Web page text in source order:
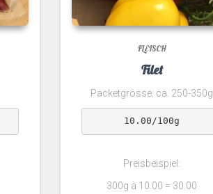
FLEISCH
Filet
Packetgrösse: ca. 250-350g
10.00/100g
Preisbeispiel:
300g à 10.00 = 30.00